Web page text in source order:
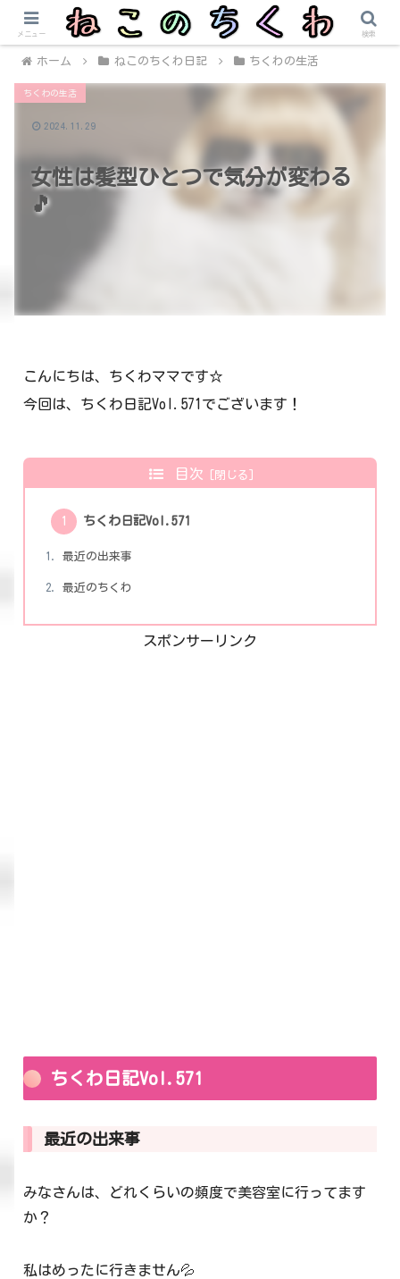
ホーム ねこのちくわ日記 ちくわの生活
女性は髪型ひとつで気分が変わる
🎵
ちくわの生活
2024.11.29
こんにちは、ちくわママです☆
今回は、ちくわ日記Vol.571でございます！
目次
ちくわ日記Vol.571
最近の出来事
最近のちくわ
スポンサーリンク
ちくわ日記Vol.571
最近の出来事
みなさんは、どれくらいの頻度で美容室に行ってます
か？
私はめったに行きません💦
メニュー 検索